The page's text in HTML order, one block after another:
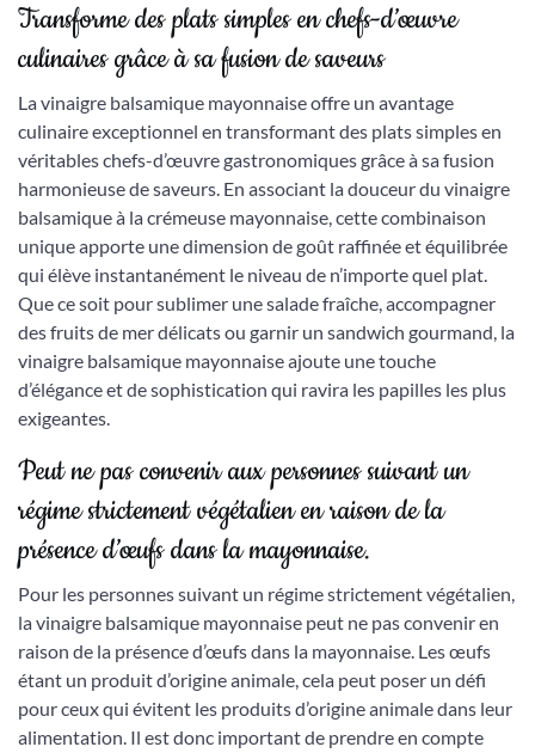
Transforme des plats simples en chefs-d’œuvre
culinaires grâce à sa fusion de saveurs
La vinaigre balsamique mayonnaise offre un avantage
culinaire exceptionnel en transformant des plats simples en
véritables chefs-d’œuvre gastronomiques grâce à sa fusion
harmonieuse de saveurs. En associant la douceur du vinaigre
balsamique à la crémeuse mayonnaise, cette combinaison
unique apporte une dimension de goût raffinée et équilibrée
qui élève instantanément le niveau de n’importe quel plat.
Que ce soit pour sublimer une salade fraîche, accompagner
des fruits de mer délicats ou garnir un sandwich gourmand, la
vinaigre balsamique mayonnaise ajoute une touche
d’élégance et de sophistication qui ravira les papilles les plus
exigeantes.
Peut ne pas convenir aux personnes suivant un
régime strictement végétalien en raison de la
présence d’œufs dans la mayonnaise.
Pour les personnes suivant un régime strictement végétalien,
la vinaigre balsamique mayonnaise peut ne pas convenir en
raison de la présence d’œufs dans la mayonnaise. Les œufs
étant un produit d’origine animale, cela peut poser un défi
pour ceux qui évitent les produits d’origine animale dans leur
alimentation. Il est donc important de prendre en compte